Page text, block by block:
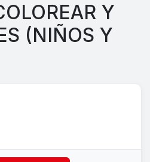
Y
(NIÑOS Y